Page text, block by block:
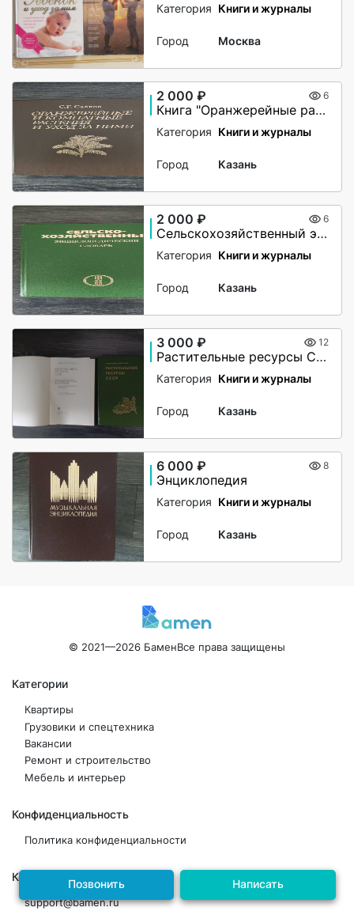
Категория Книги и журналы
Город Москва
2 000 ₽ 6
Книга "Оранжерейные растения"
Категория Книги и журналы
Город Казань
2 000 ₽ 6
Сельскохозяйственный энциклопедический словарь
Категория Книги и журналы
Город Казань
3 000 ₽ 12
Растительные ресурсы СССР
Категория Книги и журналы
Город Казань
6 000 ₽ 8
Энциклопедия
Категория Книги и журналы
Город Казань
Позвонить Написать
© 2021—2026 БаменВсе права защищены
Категории
Квартиры
Грузовики и спецтехника
Вакансии
Ремонт и строительство
Мебель и интерьер
Конфиденциальность
Политика конфиденциальности
Контакты
support@bamen.ru